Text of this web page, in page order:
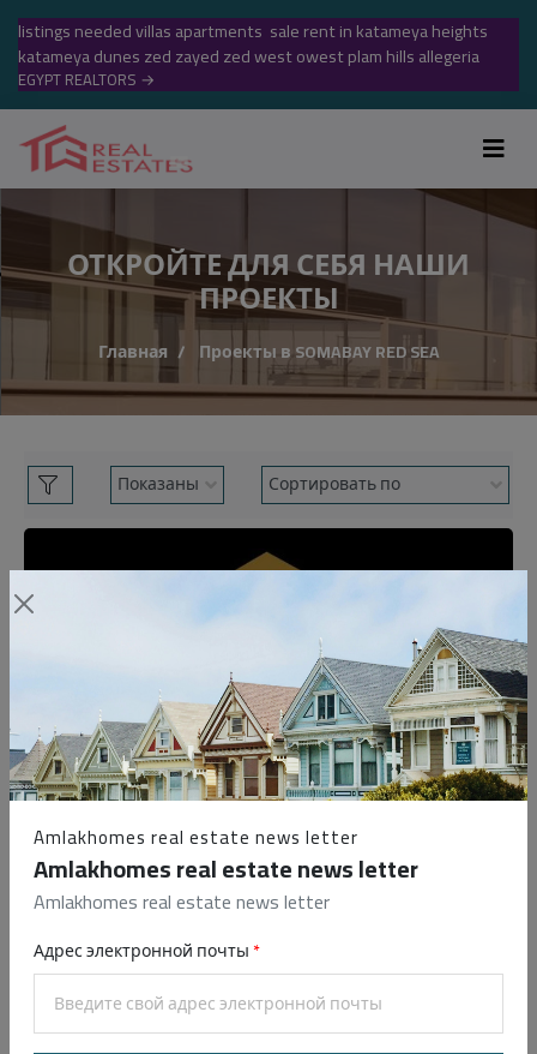
Amlakhomes real estate news letter
Amlakhomes real estate news letter
Amlakhomes real estate news letter
Адрес электронной почты
listings needed villas apartments sale rent in katameya heights
katameya dunes zed zayed zed west owest plam hills allegeria
EGYPT REALTORS →
ОТКРОЙТЕ ДЛЯ СЕБЯ НАШИ
ПРОЕКТЫ
Главная Проекты в SOMABAY RED SEA
Motel
makadiheights
SOMABAY RED SEA, Red Sea Governorate